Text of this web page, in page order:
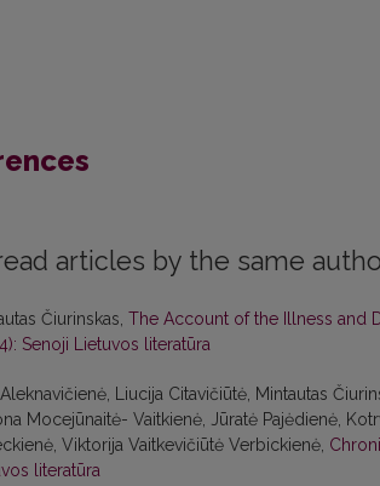
articles by the same
Čiurinskas, The Account of the Illness and
Senoji Lietuvos literatūra
Liucija Citavičiūtė, Mintautas
Mocejūnaitė- Vaitkienė, Jūratė Pajėdienė,
Viktorija Vaitkevičiūtė Verbickienė,
literatūra